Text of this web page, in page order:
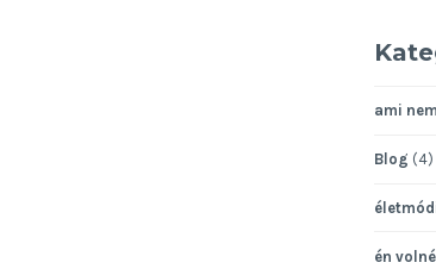
ami
Blog (4)
én